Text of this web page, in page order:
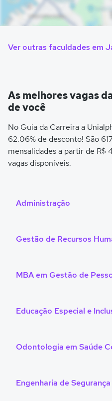
Ver outras faculdades em
As melhores vagas
de você
No Guia da Carreira a
62.06% de desconto! São
mensalidades a partir de R$
vagas disponíveis.
Administração
Gestão de Recursos
Educação Especial e
Odontologia em Saúde